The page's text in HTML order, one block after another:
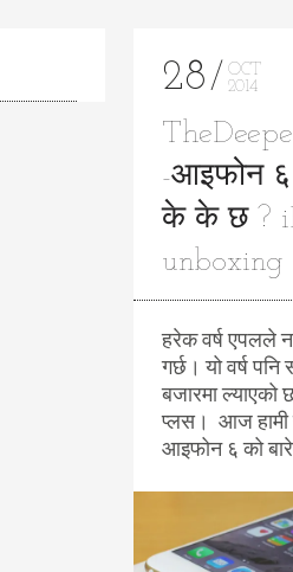
28
OCT
2014
-आइफोन ६
के के छ ?
हरेक वर्ष एपलले
गर्छ। यो वर्ष
बजारमा
प्लस। आज हामी
आइफोन ६ को